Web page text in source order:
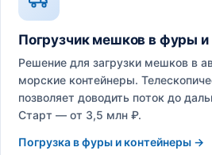
Погрузчик мешков в фуры и
Решение для загрузки мешков в
морские контейнеры.
позволяет доводить поток до
Старт — от 3,5 млн ₽.
Погрузка в фуры и контейнеры →